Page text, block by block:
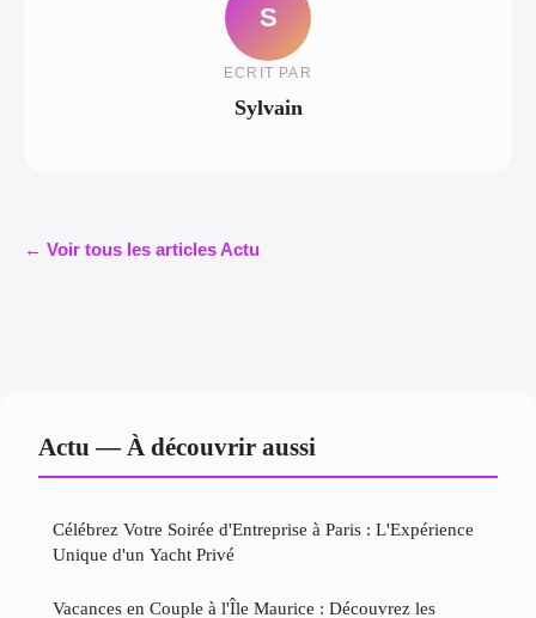
S
ECRIT PAR
Sylvain
← Voir tous les articles Actu
Actu — À découvrir aussi
Célébrez Votre Soirée d'Entreprise à Paris : L'Expérience
Unique d'un Yacht Privé
Vacances en Couple à l'Île Maurice : Découvrez les